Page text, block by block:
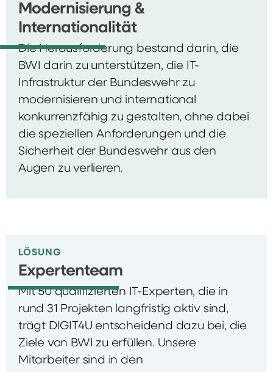
Modernisierung &
Internationalität
Die Herausforderung bestand darin, die
BWI darin zu unterstützen, die IT-
Infrastruktur der Bundeswehr zu
modernisieren und international
konkurrenzfähig zu gestalten, ohne dabei
die speziellen Anforderungen und die
Sicherheit der Bundeswehr aus den
Augen zu verlieren.
LÖSUNG
Expertenteam
Mit 50 qualifizierten IT-Experten, die in
rund 31 Projekten langfristig aktiv sind,
trägt DIGIT4U entscheidend dazu bei, die
Ziele von BWI zu erfüllen. Unsere
Mitarbeiter sind in den